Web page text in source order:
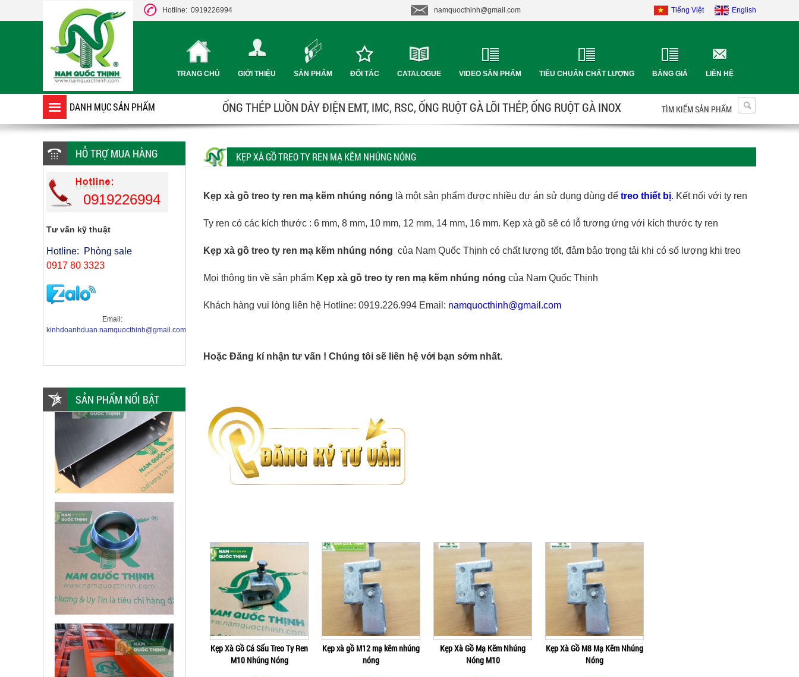
Hotline: 0919226994 namquocthinh@gmail.com Tiếng Việt English
TRANG CHỦ GIỚI THIỆU SẢN PHẨM ĐỐI TÁC CATALOGUE VIDEO SẢN PHẨM TIÊU CHUẨN CHẤT LƯỢNG BẢNG GIÁ LIÊN HỆ
DANH MỤC SẢN PHẨM ỐNG THÉP LUỒN DÂY ĐIỆN EMT, IMC, RSC, ỐNG RUỘT GÀ LÕI THÉP, ỐNG RUỘT GÀ INOX TÌM KIẾM SẢN PHẨM
HỖ TRỢ MUA HÀNG
0919226994
Tư vấn kỹ thuật
Hotline: Phòng sale
0917 80 3323
Email:
kinhdoanhduan.namquocthinh@gmail.com
SẢN PHẨM NỔI BẬT
KẸP XÀ GỒ TREO TY REN MẠ KẼM NHÚNG NÓNG
Kẹp xà gồ treo ty ren mạ kẽm nhúng nóng là một sản phẩm được nhiều dự án sử dụng dùng để treo thiết bị. Kết nối với ty ren
Ty ren có các kích thước : 6 mm, 8 mm, 10 mm, 12 mm, 14 mm, 16 mm. Kẹp xà gồ sẽ có lỗ tương ứng với kích thước ty ren
Kẹp xà gồ treo ty ren mạ kẽm nhúng nóng của Nam Quốc Thịnh có chất lượng tốt, đảm bảo trọng tải khi có số lượng khi treo
Mọi thông tin về sản phẩm Kẹp xà gồ treo ty ren mạ kẽm nhúng nóng của Nam Quốc Thịnh
Khách hàng vui lòng liên hệ Hotline: 0919.226.994 Email: namquocthinh@gmail.com
Hoặc Đăng kí nhận tư vấn ! Chúng tôi sẽ liên hệ với bạn sớm nhất.
Kẹp Xà Gồ Cá Sấu Treo Ty Ren
M10 Nhúng Nóng
Kẹp xà gồ M12 mạ kẽm nhúng
nóng
Kẹp Xà Gồ Mạ Kẽm Nhúng
Nóng M10
Kẹp Xà Gồ M8 Mạ Kẽm Nhúng
Nóng